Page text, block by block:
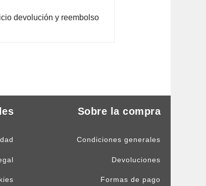
devolución y reembolso
Sobre la compra
Condiciones generales
Devoluciones
Formas de pago